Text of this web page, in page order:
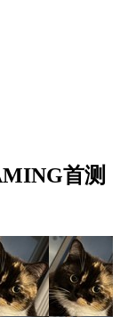
首测